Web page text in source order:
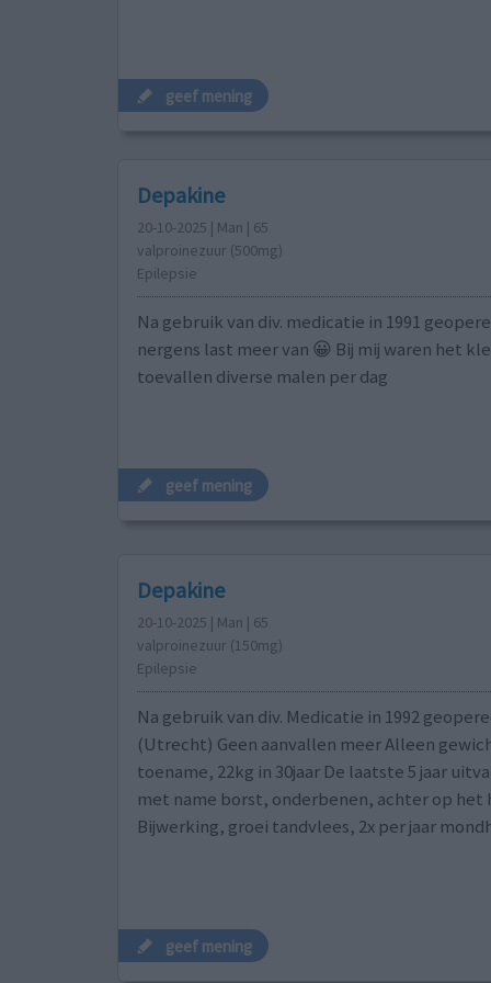
geef mening
Depakine
20-10-2025 | Man | 65
valproinezuur (500mg)
Epilepsie
Na gebruik van div. medicatie in 1991
nergens last meer van 😀 Bij mij waren het
toevallen diverse malen per dag
geef mening
Depakine
20-10-2025 | Man | 65
valproinezuur (150mg)
Epilepsie
Na gebruik van div. Medicatie in 1992
(Utrecht) Geen aanvallen meer Alleen
toename, 22kg in 30jaar De laatste 5 jaar
met name borst, onderbenen, achter op het
Bijwerking, groei tandvlees, 2x per jaar
geef mening